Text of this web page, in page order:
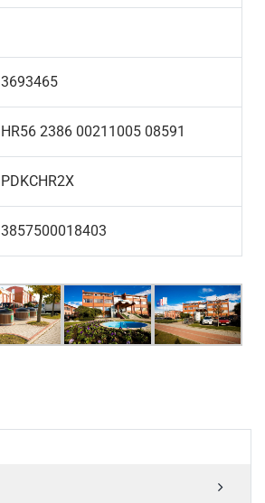
3693465
HR56 2386 00211005 08591
PDKCHR2X
3857500018403